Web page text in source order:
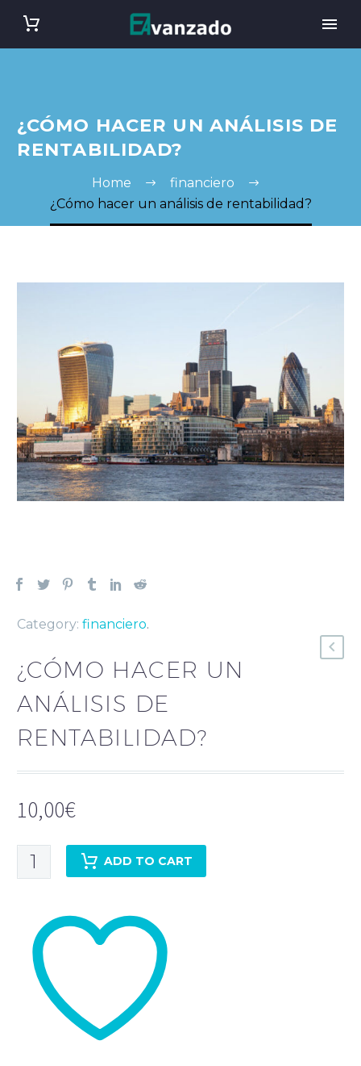
¿CÓMO HACER UN ANÁLISIS DE
RENTABILIDAD?
Home
financiero
¿Cómo hacer un análisis de rentabilidad?
Category: financiero.
¿CÓMO HACER UN
ANÁLISIS DE
RENTABILIDAD?
10,00€
¿Cómo
hacer
análisis
rentabilidad?
quantity
ADD TO CART